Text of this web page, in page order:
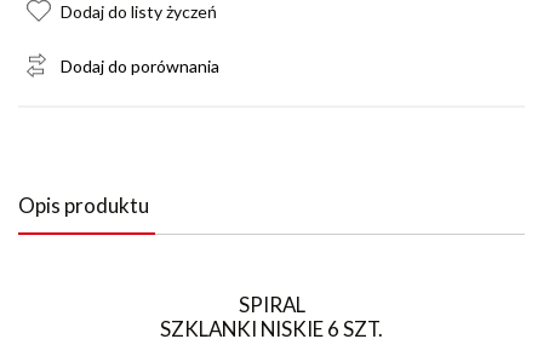
Dodaj do listy życzeń
Dodaj do porównania
Opis produktu
SPIRAL
SZKLANKI NISKIE 6 SZT.